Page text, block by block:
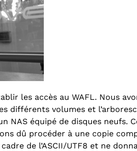
les accès au WAFL. Nous
différents volumes et
NAS équipé de disques neufs.
dû procéder à une copie
de l’ASCII/UTF8 et ne